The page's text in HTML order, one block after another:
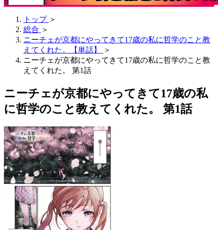
トップ ＞
総合 ＞
ニーチェが京都にやってきて17歳の私に哲学のこと教
えてくれた。【単話】
＞
ニーチェが京都にやってきて17歳の私に哲学のこと教
えてくれた。 第1話
ニーチェが京都にやってきて17歳の私
に哲学のこと教えてくれた。 第1話